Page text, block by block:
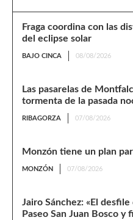
Fraga coordina con las
del eclipse solar
BAJO CINCA 08/08/2026
Las pasarelas de
tormenta de la pasada
RIBAGORZA 07/08/2026
Monzón tiene un plan
MONZÓN 07/08/2026
Jairo Sánchez: «El desfile
Paseo San Juan Bosco y